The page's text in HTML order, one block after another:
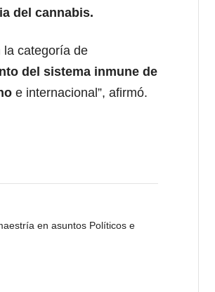
del cannabis.
la categoría de
del sistema inmune de
e internacional”, afirmó.
en asuntos Políticos e